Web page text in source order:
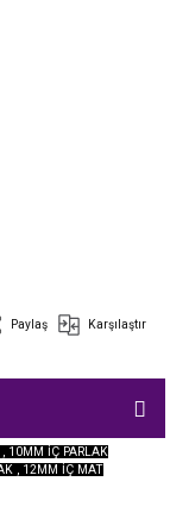
Paylaş Karşılaştır
10MM İÇ PARLAK
, 12MM İÇ MAT